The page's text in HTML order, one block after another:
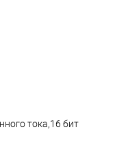
тока,16 бит